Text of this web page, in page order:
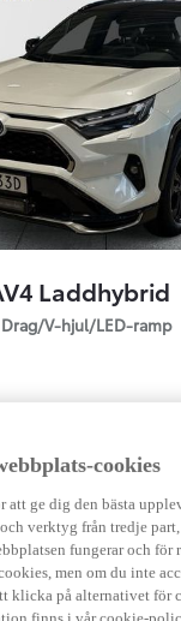
Laddhybrid
Drag/V-hjul/LED-ramp
Visa mer
cookies
att ge dig den bästa
verktyg från tredje
fungerar och för
men om du inte
klicka på alternativet för